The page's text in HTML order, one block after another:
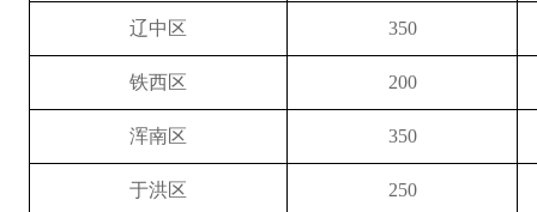
辽中区 350
铁西区 200
浑南区 350
于洪区 250